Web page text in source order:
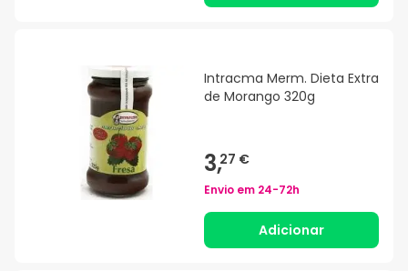
Intracma Merm. Dieta Extra
de Morango 320g
3,27 €
Envio em 24-72h
Adicionar